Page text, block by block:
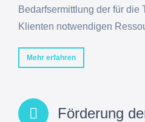
Bedarfsermittlung der für die
Klienten notwendigen
Mehr erfahren
Förderung